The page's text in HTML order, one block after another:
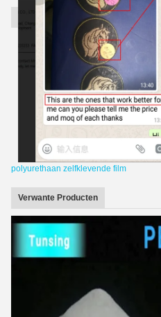
polyurethaan zelfklevende film
Verwante Producten